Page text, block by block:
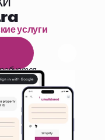
чтения
услуги
е